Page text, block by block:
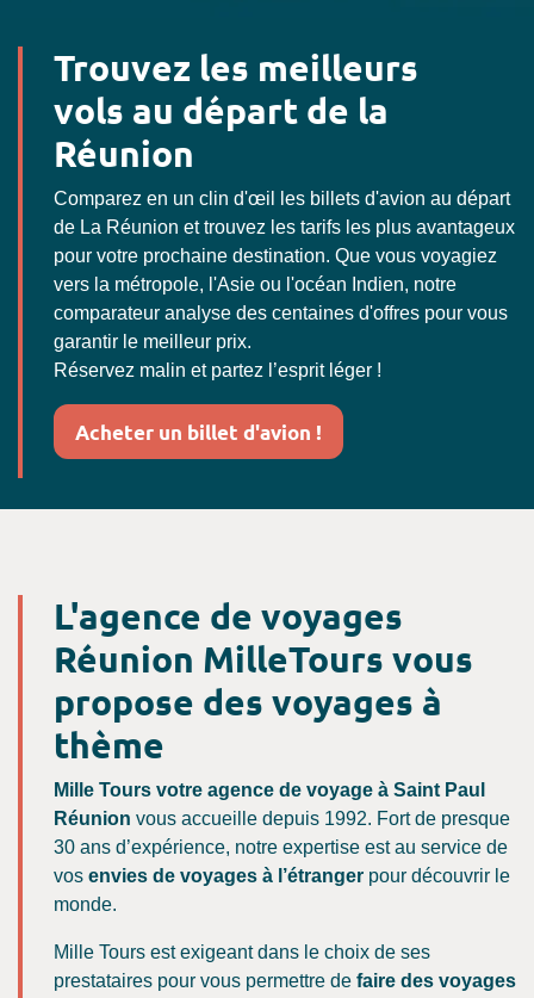
Trouvez les meilleurs
vols au départ de la
Réunion
Comparez en un clin d'œil les billets d'avion au départ
de La Réunion et trouvez les tarifs les plus avantageux
pour votre prochaine destination. Que vous voyagiez
vers la métropole, l'Asie ou l'océan Indien, notre
comparateur analyse des centaines d'offres pour vous
garantir le meilleur prix.
Réservez malin et partez l’esprit léger !
Acheter un billet d'avion !
L'agence de voyages
Réunion MilleTours vous
propose des voyages à
thème
Mille Tours votre agence de voyage à Saint Paul
Réunion vous accueille depuis 1992. Fort de presque
30 ans d’expérience, notre expertise est au service de
vos envies de voyages à l’étranger pour découvrir le
monde.
Mille Tours est exigeant dans le choix de ses
prestataires pour vous permettre de faire des voyages